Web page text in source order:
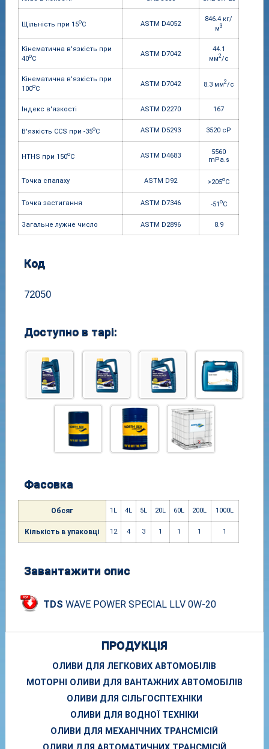
ПРОДУКЦІЯ
ОЛИВИ ДЛЯ ЛЕГКОВИХ АВТОМОБІЛІВ
МОТОРНІ ОЛИВИ ДЛЯ ВАНТАЖНИХ АВТОМОБІЛІВ
ОЛИВИ ДЛЯ СІЛЬГОСПТЕХНІКИ
ОЛИВИ ДЛЯ ВОДНОЇ ТЕХНІКИ
ОЛИВИ ДЛЯ МЕХАНІЧНИХ ТРАНСМІСІЙ
Щільність при 15oC ASTM D4052
846.4 кг/
м3
Кінематична в'язкість при
40oС
ASTM D7042
44.1
мм2/c
Кінематична в'язкість при
100oС
ASTM D7042 8.3 мм2/c
Індекс в'язкості ASTM D2270 167
В'язкість CCS при -35oС ASTM D5293 3520 cP
HTHS при 150oС ASTM D4683
5560
mPa.s
Точка спалаху ASTM D92 >205oC
Точка застигання ASTM D7346 -51 oC
Загальне лужне число ASTM D2896 8.9
Код
72050
Доступно в тарі:
Фасовка
Обсяг 1L 4L 5L 20L 60L 200L 1000L
Кількість в упаковці 12 4 3 1 1 1 1
Завантажити опис
TDS WAVE POWER SPECIAL LLV 0W-20